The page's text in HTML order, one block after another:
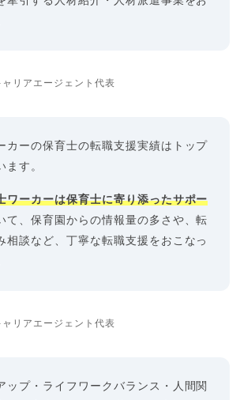
リアエージェント代表
カーの保育士の転職支援実績はトップ
ます。
ワーカーは保育士に寄り添ったサポー
て、保育園からの情報量の多さや、転
相談など、丁寧な転職支援をおこなっ
リアエージェント代表
ップ・ライフワークバランス・人間関